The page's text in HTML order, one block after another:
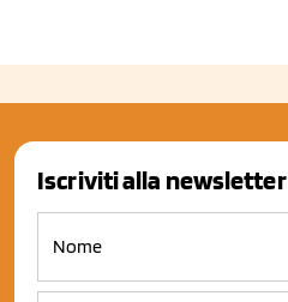
Iscriviti alla newsletter